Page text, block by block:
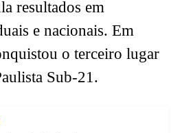
resultados em
e nacionais. Em
o terceiro lugar
Sub-21.